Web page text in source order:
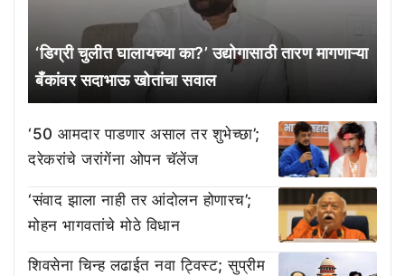
‘डिग्री चुलीत घालायच्या का?’ उद्योगासाठी तारण मागणाऱ्या
बँकांवर सदाभाऊ खोतांचा सवाल
‘50 आमदार पाडणार असाल तर शुभेच्छा’;
दरेकरांचे जरांगेंना ओपन चॅलेंज
‘संवाद झाला नाही तर आंदोलन होणारच’;
मोहन भागवतांचे मोठे विधान
शिवसेना चिन्ह लढाईत नवा ट्विस्ट; सुप्रीम